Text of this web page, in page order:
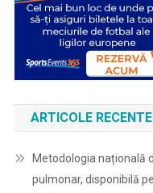
ARTICOLE RECENTE
Metodologia națională
pulmonar, disponibilă